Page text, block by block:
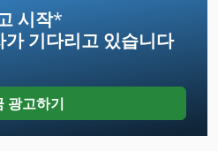
시작*
가 기다리고 있습니다
광고하기